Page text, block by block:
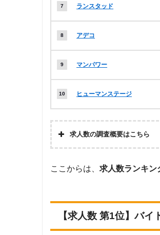
ランスタッド
アデコ
マンパワー
ヒューマンステージ
求人数の調査概要はこちら
画・集計
株式会社アドバ
社について
中から「軽作業
調査対象と
した求人に
ついて
上記で調査対象
ここからは、 求人数ランキン
【求人数 第1位】バイ